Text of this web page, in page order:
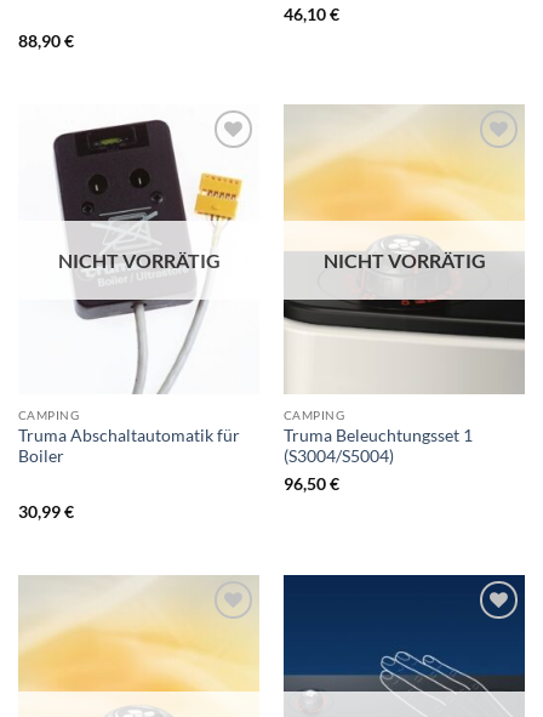
88,90€
46,10€
NICHT VORRÄTIG
CAMPING
Truma Abschaltautomatik für
Boiler
30,99€
NICHT VORRÄTIG
CAMPING
Truma Beleuchtungsset 1
(S3004/S5004)
96,50€